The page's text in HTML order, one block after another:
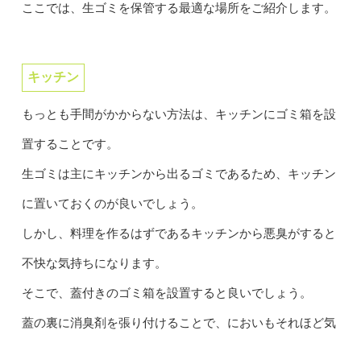
ここでは、生ゴミを保管する最適な場所をご紹介します。
キッチン
もっとも手間がかからない方法は、キッチンにゴミ箱を設
置することです。
生ゴミは主にキッチンから出るゴミであるため、キッチン
に置いておくのが良いでしょう。
しかし、料理を作るはずであるキッチンから悪臭がすると
不快な気持ちになります。
そこで、蓋付きのゴミ箱を設置すると良いでしょう。
蓋の裏に消臭剤を張り付けることで、においもそれほど気